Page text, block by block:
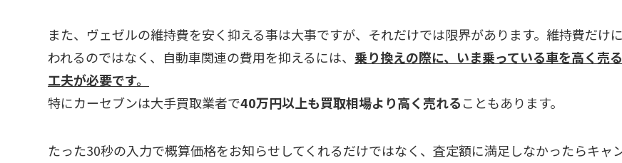
また、ヴェゼルの維持費を安く抑える事は大事ですが、それだけでは限界があります。維持費だけ
われるのではなく、自動車関連の費用を抑えるには、 乗り換えの際に、いま乗っている車を高く売
工夫が必要です。
特にカーセブンは大手買取業者で40万円以上も買取相場より高く売れることもあります。
たった30秒の入力で概算価格をお知らせしてくれるだけではなく、査定額に満足しなかったらキャ